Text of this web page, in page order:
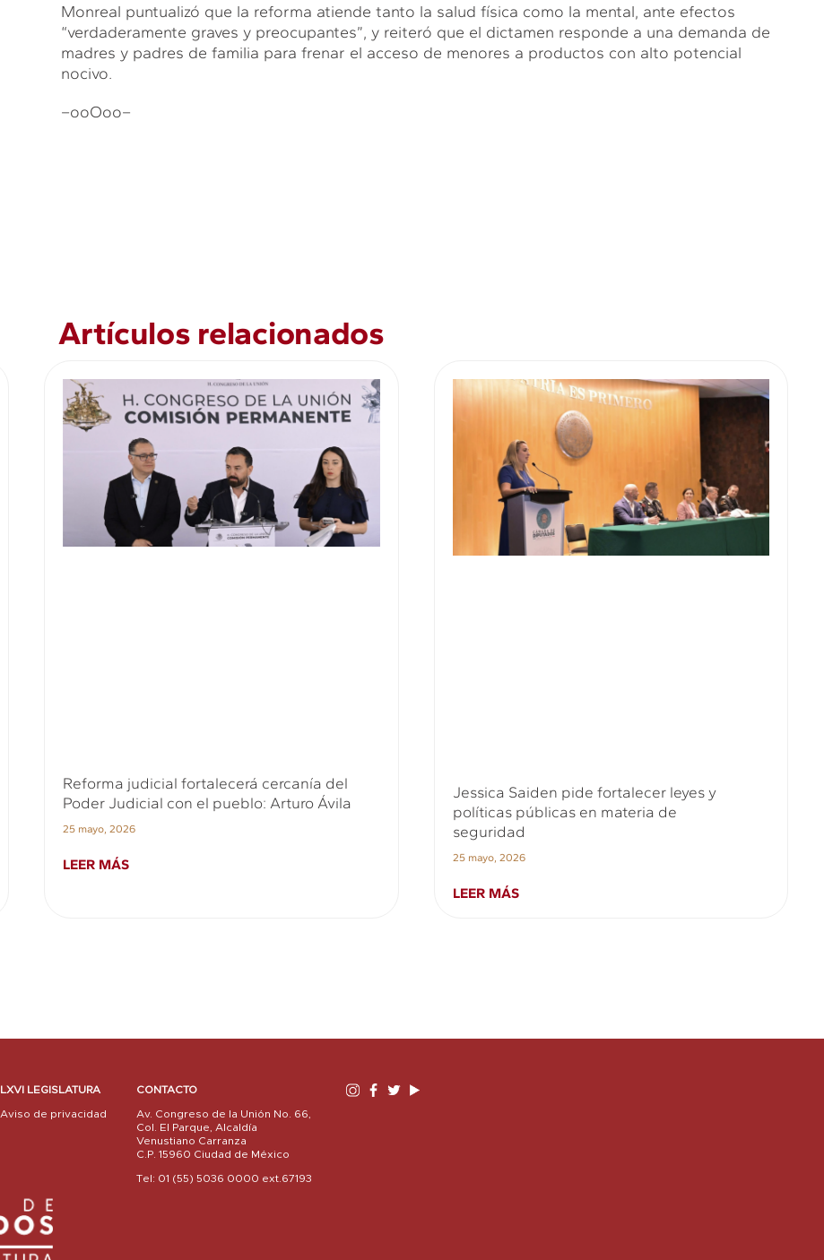
Monreal puntualizó que la reforma atiende tanto la salud física como la mental, ante efectos
“verdaderamente graves y preocupantes”, y reiteró que el dictamen responde a una demanda de
madres y padres de familia para frenar el acceso de menores a productos con alto potencial
nocivo.
–ooOoo–
Artículos relacionados
Reforma judicial fortalecerá cercanía del
Poder Judicial con el pueblo: Arturo Ávila
25 mayo, 2026
LEER MÁS
Jessica Saiden pide fortalecer leyes y
políticas públicas en materia de
seguridad
25 mayo, 2026
LEER MÁS
LXVI LEGISLATURA
Aviso de privacidad
CONTACTO
Av. Congreso de la Unión No. 66,
Col. El Parque, Alcaldía
Venustiano Carranza
C.P. 15960 Ciudad de México
Tel: 01 (55) 5036 0000 ext.67193